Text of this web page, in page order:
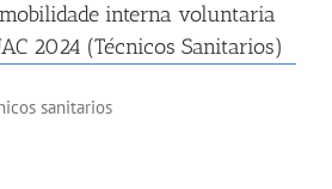
interna voluntaria
2024 (Técnicos Sanitarios)
sanitarios